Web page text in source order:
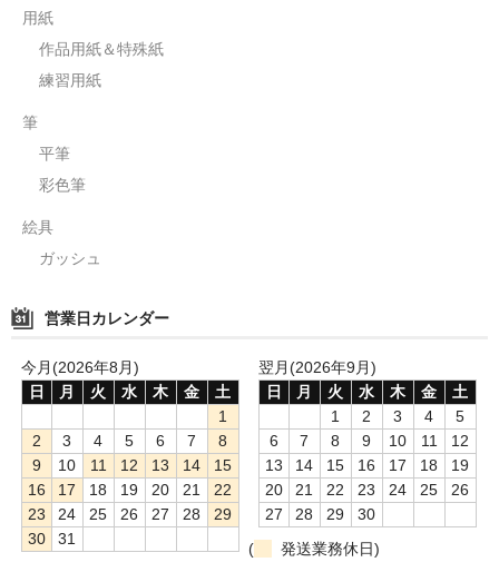
用紙
作品用紙＆特殊紙
練習用紙
筆
平筆
彩色筆
絵具
ガッシュ
営業日カレンダー
今月(2026年8月)
日
月 火 水 木 金
土
1
2
3 4 5 6 7
8
9
10 11 12 13 14
15
16
17 18 19 20 21
22
23
24 25 26 27 28
29
30
31
翌月(2026年9月)
日
月 火 水 木 金
土
1
2 3 4
5
6
7 8 9 10 11
12
13
14 15 16 17 18
19
20
21 22 23 24 25
26
27
28 29
30
(
発送業務休日)